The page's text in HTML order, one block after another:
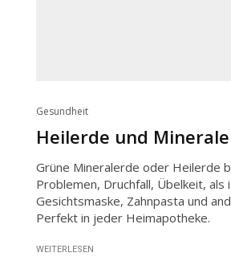
Gesundheit
Heilerde und
Grüne Mineralerde oder Heilerde
Problemen, Druchfall, Übelkeit, als
Gesichtsmaske, Zahnpasta und
Perfekt in jeder Heimapotheke.
WEITERLESEN